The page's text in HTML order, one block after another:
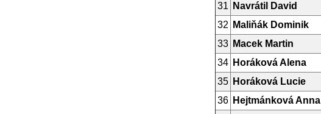
31
Navrátil David
32
Maliňák Dominik
33 Macek Martin
34 Horáková Alena
35 Horáková Lucie
36 Hejtmánková Anna